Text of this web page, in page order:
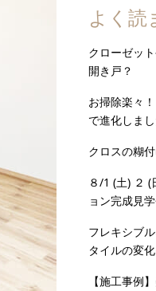
よく読
クローゼッ
開き戸？
お掃除楽々
で進化しまし
クロスの糊
８/1 (土) ２
ョン完成見
フレキシブ
タイルの変
【施工事例